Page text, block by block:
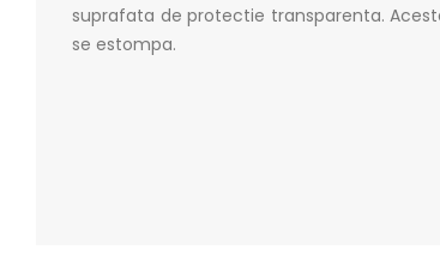
suprafata de protectie transparenta.
se estompa.